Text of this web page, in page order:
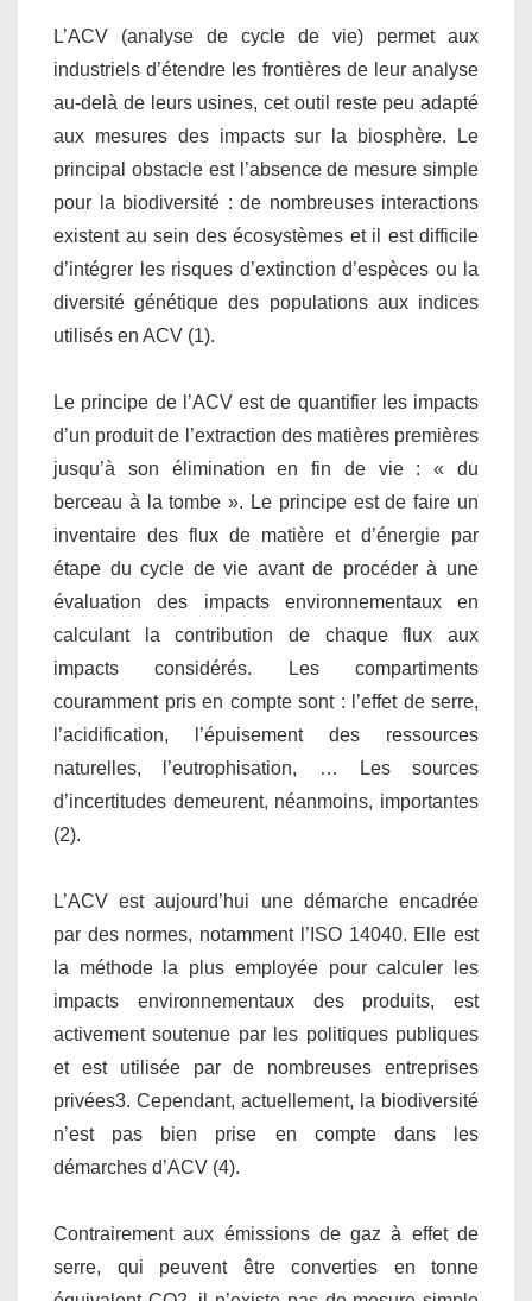
L’ACV (analyse de cycle de vie) permet aux
industriels d’étendre les frontières de leur analyse
au-delà de leurs usines, cet outil reste peu adapté
aux mesures des impacts sur la biosphère. Le
principal obstacle est l’absence de mesure simple
pour la biodiversité : de nombreuses interactions
existent au sein des écosystèmes et il est difficile
d’intégrer les risques d’extinction d’espèces ou la
diversité génétique des populations aux indices
utilisés en ACV (1).
Le principe de l’ACV est de quantifier les impacts
d’un produit de l’extraction des matières premières
jusqu’à son élimination en fin de vie : « du
berceau à la tombe ». Le principe est de faire un
inventaire des flux de matière et d’énergie par
étape du cycle de vie avant de procéder à une
évaluation des impacts environnementaux en
calculant la contribution de chaque flux aux
impacts considérés. Les compartiments
couramment pris en compte sont : l’effet de serre,
l’acidification, l’épuisement des ressources
naturelles, l’eutrophisation, … Les sources
d’incertitudes demeurent, néanmoins, importantes
(2).
L’ACV est aujourd’hui une démarche encadrée
par des normes, notamment l’ISO 14040. Elle est
la méthode la plus employée pour calculer les
impacts environnementaux des produits, est
activement soutenue par les politiques publiques
et est utilisée par de nombreuses entreprises
privées3. Cependant, actuellement, la biodiversité
n’est pas bien prise en compte dans les
démarches d’ACV (4).
Contrairement aux émissions de gaz à effet de
serre, qui peuvent être converties en tonne